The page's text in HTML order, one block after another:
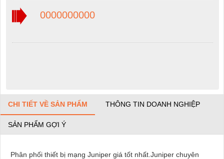
0000000000
CHI TIẾT VỀ SẢN PHẨM THÔNG TIN DOANH NGHIỆP
SẢN PHẨM GỢI Ý
Phân phối thiết bị mạng Juniper giá tốt nhất.Juniper chuyên